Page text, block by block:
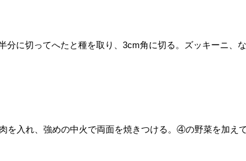
分に切ってへたと種を取り、3cm角に切る。ズッキーニ、
を入れ、強めの中火で両面を焼きつける。④の野菜を加え